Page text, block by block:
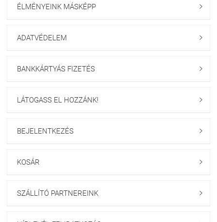
ÉLMÉNYEINK MÁSKÉPP 
ADATVÉDELEM 
BANKKÁRTYÁS FIZETÉS 
LÁTOGASS EL HOZZÁNK! 
BEJELENTKEZÉS 
KOSÁR 
SZÁLLÍTÓ PARTNEREINK 